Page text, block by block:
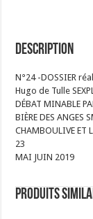
Description
N°24 -DOSSIER
Hugo de Tulle
DÉBAT MINABLE
BIÈRE DES ANGES
CHAMBOULIVE ET
23
MAI JUIN 2019
Produits